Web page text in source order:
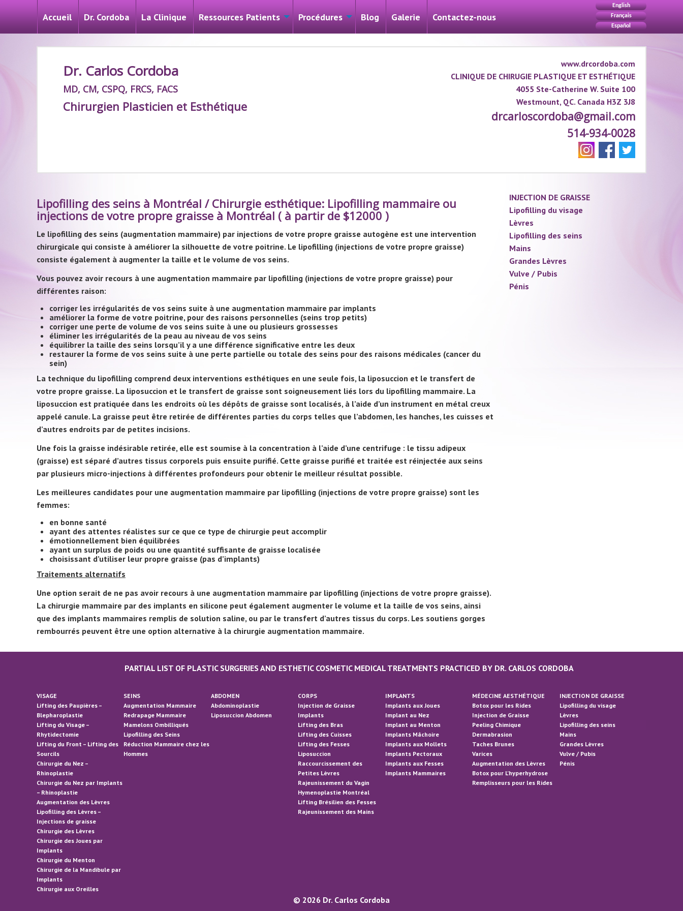
Accueil Dr. Cordoba La Clinique Ressources Patients Procédures Blog Galerie Contactez-nous
English
Français
Español
Dr. Carlos Cordoba
MD, CM, CSPQ, FRCS, FACS
Chirurgien Plasticien et Esthétique
www.drcordoba.com
CLINIQUE DE CHIRUGIE PLASTIQUE ET ESTHÉTIQUE
4055 Ste-Catherine W. Suite 100
Westmount, QC. Canada H3Z 3J8
drcarloscordoba@gmail.com
514-934-0028
Lipofilling des seins à Montréal / Chirurgie esthétique: Lipofilling mammaire ou
injections de votre propre graisse à Montréal ( à partir de $12000 )
Le lipofilling des seins (augmentation mammaire) par injections de votre propre graisse autogène est une intervention
chirurgicale qui consiste à améliorer la silhouette de votre poitrine. Le lipofilling (injections de votre propre graisse)
consiste également à augmenter la taille et le volume de vos seins.
Vous pouvez avoir recours à une augmentation mammaire par lipofilling (injections de votre propre graisse) pour
différentes raison:
corriger les irrégularités de vos seins suite à une augmentation mammaire par implants
améliorer la forme de votre poitrine, pour des raisons personnelles (seins trop petits)
corriger une perte de volume de vos seins suite à une ou plusieurs grossesses
éliminer les irrégularités de la peau au niveau de vos seins
équilibrer la taille des seins lorsqu’il y a une différence significative entre les deux
restaurer la forme de vos seins suite à une perte partielle ou totale des seins pour des raisons médicales (cancer du
sein)
La technique du lipofilling comprend deux interventions esthétiques en une seule fois, la liposuccion et le transfert de
votre propre graisse. La liposuccion et le transfert de graisse sont soigneusement liés lors du lipofilling mammaire. La
liposuccion est pratiquée dans les endroits où les dépôts de graisse sont localisés, à l’aide d’un instrument en métal creux
appelé canule. La graisse peut être retirée de différentes parties du corps telles que l’abdomen, les hanches, les cuisses et
d’autres endroits par de petites incisions.
Une fois la graisse indésirable retirée, elle est soumise à la concentration à l’aide d’une centrifuge : le tissu adipeux
(graisse) est séparé d’autres tissus corporels puis ensuite purifié. Cette graisse purifié et traitée est réinjectée aux seins
par plusieurs micro-injections à différentes profondeurs pour obtenir le meilleur résultat possible.
Les meilleures candidates pour une augmentation mammaire par lipofilling (injections de votre propre graisse) sont les
femmes:
en bonne santé
ayant des attentes réalistes sur ce que ce type de chirurgie peut accomplir
émotionnellement bien équilibrées
ayant un surplus de poids ou une quantité suffisante de graisse localisée
choisissant d’utiliser leur propre graisse (pas d’implants)
Traitements alternatifs
Une option serait de ne pas avoir recours à une augmentation mammaire par lipofilling (injections de votre propre graisse).
La chirurgie mammaire par des implants en silicone peut également augmenter le volume et la taille de vos seins, ainsi
que des implants mammaires remplis de solution saline, ou par le transfert d’autres tissus du corps. Les soutiens gorges
rembourrés peuvent être une option alternative à la chirurgie augmentation mammaire.
INJECTION DE GRAISSE
Lipofilling du visage
Lèvres
Lipofilling des seins
Mains
Grandes Lèvres
Vulve / Pubis
Pénis
PARTIAL LIST OF PLASTIC SURGERIES AND ESTHETIC COSMETIC MEDICAL TREATMENTS PRACTICED BY DR. CARLOS CORDOBA
VISAGE
Lifting des Paupières –
Blepharoplastie
Lifting du Visage –
Rhytidectomie
Lifting du Front – Lifting des
Sourcils
Chirurgie du Nez –
Rhinoplastie
Chirurgie du Nez par Implants
– Rhinoplastie
Augmentation des Lèvres
Lipofilling des Lèvres –
Injections de graisse
Chirurgie des Lèvres
Chirurgie des Joues par
Implants
Chirurgie du Menton
Chirurgie de la Mandibule par
Implants
Chirurgie aux Oreilles
SEINS
Augmentation Mammaire
Redrapage Mammaire
Mamelons Ombilliqués
Lipofilling des Seins
Réduction Mammaire chez les
Hommes
ABDOMEN
Abdominoplastie
Liposuccion Abdomen
CORPS
Injection de Graisse
Implants
Lifting des Bras
Lifting des Cuisses
Lifting des Fesses
Liposuccion
Raccourcissement des
Petites Lèvres
Rajeunissement du Vagin
Hymenoplastie Montréal
Lifting Brésilien des Fesses
Rajeunissement des Mains
IMPLANTS
Implants aux Joues
Implant au Nez
Implant au Menton
Implants Mâchoire
Implants aux Mollets
Implants Pectoraux
Implants aux Fesses
Implants Mammaires
MÉDECINE AESTHÉTIQUE
Botox pour les Rides
Injection de Graisse
Peeling Chimique
Dermabrasion
Taches Brunes
Varices
Augmentation des Lèvres
Botox pour L’hyperhydrose
Remplisseurs pour les Rides
INJECTION DE GRAISSE
Lipofilling du visage
Lèvres
Lipofilling des seins
Mains
Grandes Lèvres
Vulve / Pubis
Pénis
© 2026 Dr. Carlos Cordoba